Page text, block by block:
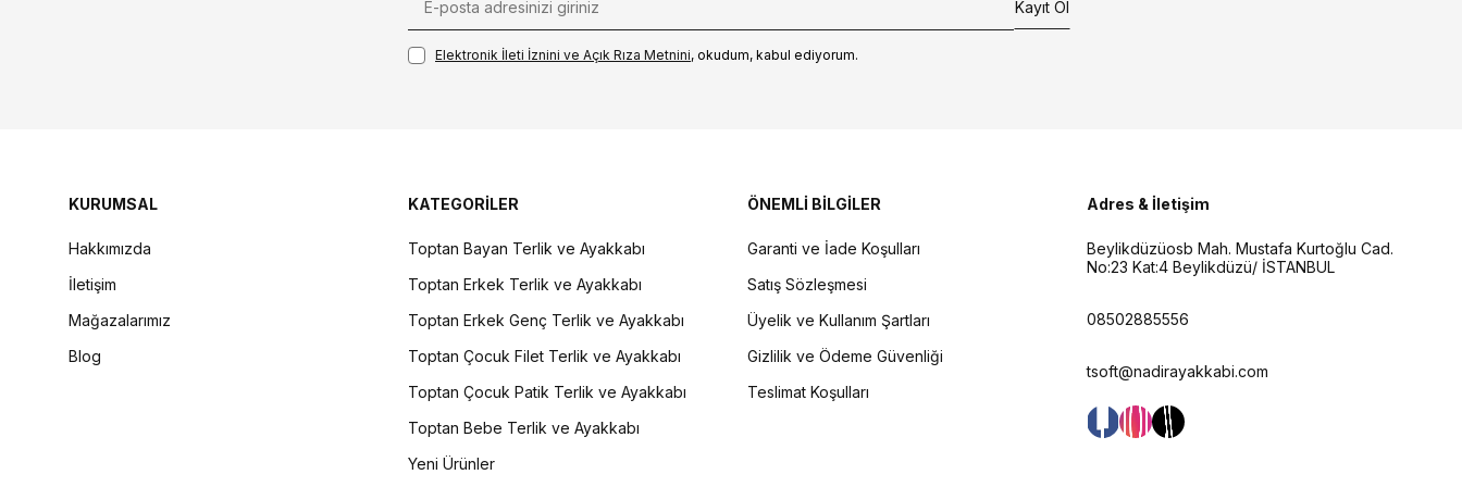
Kayıt Ol
Elektronik İleti İzni‌ni ve Açık Rıza Metni‌ni, okudum, kabul ediyorum.
KURUMSAL
Hakkımızda
İletişim
Mağazalarımız
Blog
KATEGORİLER
Toptan Bayan Terlik ve Ayakkabı
Toptan Erkek Terlik ve Ayakkabı
Toptan Erkek Genç Terlik ve Ayakkabı
Toptan Çocuk Filet Terlik ve Ayakkabı
Toptan Çocuk Patik Terlik ve Ayakkabı
Toptan Bebe Terlik ve Ayakkabı
Yeni Ürünler
ÖNEMLİ BİLGİLER
Garanti ve İade Koşulları
Satış Sözleşmesi
Üyelik ve Kullanım Şartları
Gizlilik ve Ödeme Güvenliği
Teslimat Koşulları
Adres & İletişim
Beylikdüzüosb Mah. Mustafa Kurtoğlu Cad.
No:23 Kat:4 Beylikdüzü/ İSTANBUL
08502885556
tsoft@nadirayakkabi.com